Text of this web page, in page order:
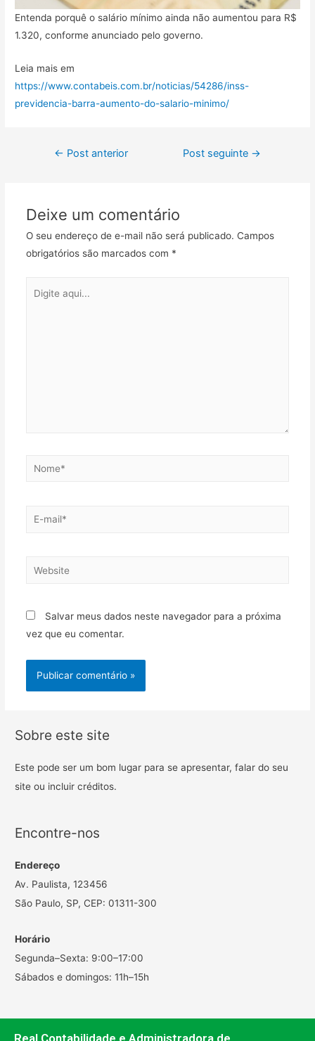
Entenda porquê o salário mínimo ainda não aumentou para R$
1.320, conforme anunciado pelo governo.
Leia mais em
https://www.contabeis.com.br/noticias/54286/inss-
previdencia-barra-aumento-do-salario-minimo/
← Post anterior Post seguinte →
Deixe um comentário
O seu endereço de e-mail não será publicado. Campos
obrigatórios são marcados com *
Salvar meus dados neste navegador para a próxima
vez que eu comentar.
Sobre este site
Este pode ser um bom lugar para se apresentar, falar do seu
site ou incluir créditos.
Encontre-nos
Endereço
Av. Paulista, 123456
São Paulo, SP, CEP: 01311-300
Horário
Segunda–Sexta: 9:00–17:00
Sábados e domingos: 11h–15h
Real Contabilidade e Administradora de